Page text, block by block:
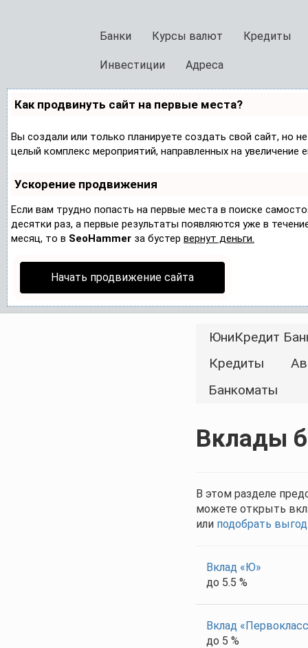
Банки Курсы валют Кредиты
Инвестиции Адреса
Как продвинуть сайт на первые места?
Вы создали или только планируете создать свой сайт, но
целый комплекс мероприятий, направленных на
Ускорение продвижения
Если вам трудно попасть на первые места в поиске
десятки раз, а первые результаты появляются уже в
месяц, то в SeoHammer за бустер вернут деньги.
Начать продвижение сайта
ЮниКредит
Кредиты
Банкоматы
Вклады
В этом разделе
можете открыть
или подобрать
Вклад «Ю»
до 5.5 %
Вклад
до 5 %